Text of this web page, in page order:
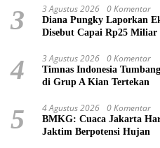
3 3 Agustus 2026 0 Komentar
Diana Pungky Laporkan
Disebut Capai Rp25 Miliar
4 3 Agustus 2026 0 Komentar
Timnas Indonesia
di Grup A Kian Tertekan
5 4 Agustus 2026 0 Komentar
BMKG: Cuaca Jakarta
Jaktim Berpotensi Hujan